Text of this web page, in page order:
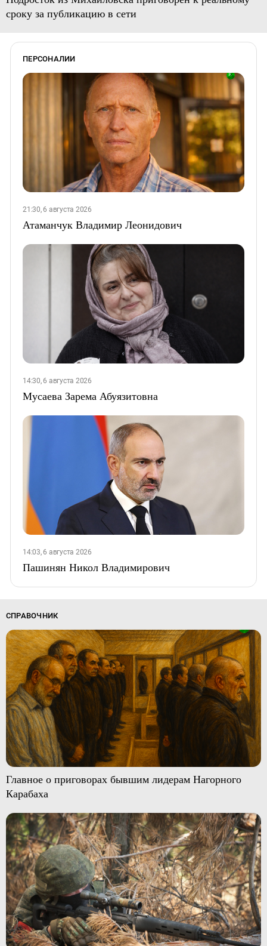
сроку за публикацию в сети
ПЕРСОНАЛИИ
21:30, 6 августа 2026
Атаманчук Владимир Леонидович
14:30, 6 августа 2026
Мусаева Зарема Абуязитовна
14:03, 6 августа 2026
Пашинян Никол Владимирович
СПРАВОЧНИК
Главное о приговорах бывшим лидерам Нагорного
Карабаха